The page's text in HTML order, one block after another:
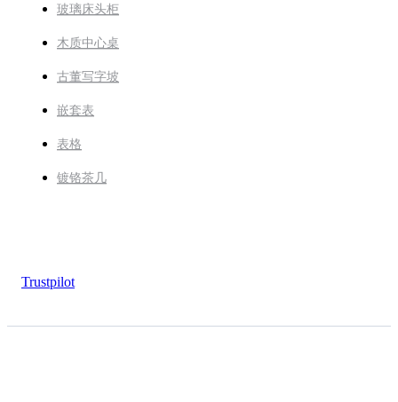
玻璃床头柜
木质中心桌
古董写字坡
嵌套表
表格
镀铬茶几
Trustpilot